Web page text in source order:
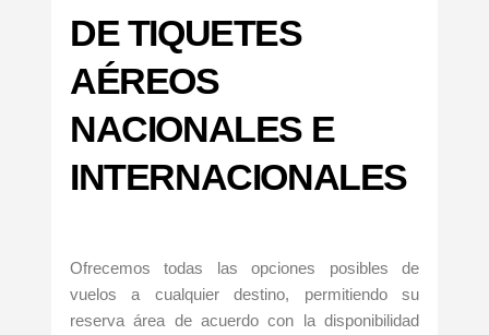
DE TIQUETES
AÉREOS
NACIONALES E
INTERNACIONALES
Ofrecemos todas las opciones posibles de
vuelos a cualquier destino, permitiendo su
reserva área de acuerdo con la disponibilidad